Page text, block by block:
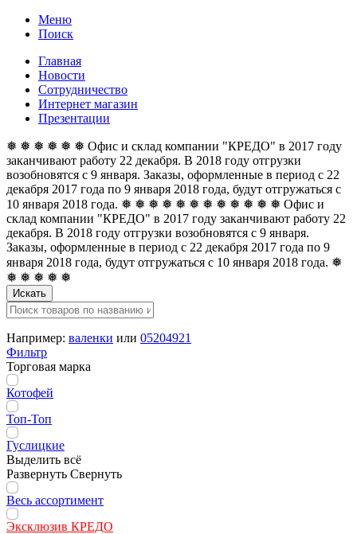
Меню
Поиск
Главная
Новости
Сотрудничество
Интернет магазин
Презентации
❅ ❅ ❅ ❅ ❅ ❅ Офис и склад компании "КРЕДО" в 2017 году
заканчивают работу 22 декабря. В 2018 году отгрузки
возобновятся с 9 января. Заказы, оформленные в период с 22
декабря 2017 года по 9 января 2018 года, будут отгружаться с
10 января 2018 года. ❅ ❅ ❅ ❅ ❅ ❅ ❅ ❅ ❅ ❅ ❅ ❅ Офис и
склад компании "КРЕДО" в 2017 году заканчивают работу 22
декабря. В 2018 году отгрузки возобновятся с 9 января.
Заказы, оформленные в период с 22 декабря 2017 года по 9
января 2018 года, будут отгружаться с 10 января 2018 года. ❅
❅ ❅ ❅ ❅ ❅
Искать
Например: валенки или 05204921
Фильтр
Торговая марка
Котофей
Топ-Топ
Гуслицкие
Выделить всё
Развернуть Свернуть
Весь ассортимент
Эксклюзив КРЕДО